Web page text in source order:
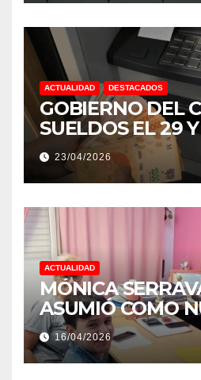
ACTUALIDAD DESTACADOS
GOBIERNO DEL
SUELDOS EL 29
ABRIL, CON EL
AUMENTO
23/04/2026
ACTUALIDAD
MÓNICA
ASUMIÓ COMO
DIRECTORA DEL
«RENÉ
BASAIL.
16/04/2026